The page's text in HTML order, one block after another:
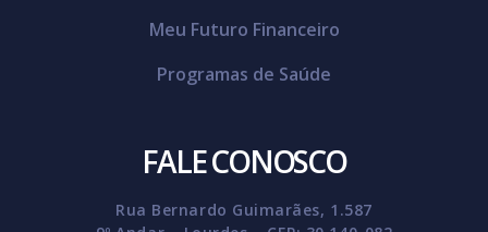
Meu Futuro Financeiro
Programas de Saúde
FALE CONOSCO
Rua Bernardo Guimarães, 1.587